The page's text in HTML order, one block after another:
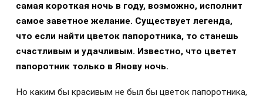
самая короткая ночь в году, возможно, исполнит
самое заветное желание. Существует легенда,
что если найти цветок папоротника, то станешь
счастливым и удачливым. Известно, что цветет
папоротник только в Янову ночь.
Но каким бы красивым не был бы цветок папоротника,